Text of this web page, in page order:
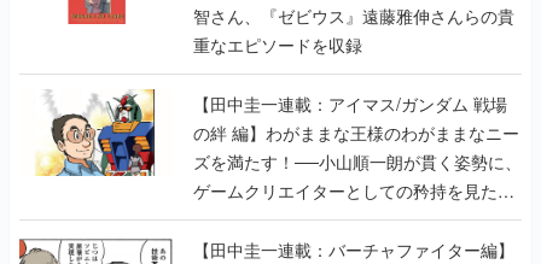
智さん、『ゼビウス』遠藤雅伸さんらの貴
重なエピソードを収録
【田中圭一連載：アイマス/ガンダム 戦場
の絆 編】わがままな王様のわがままなニー
ズを満たす！──小山順一朗が貫く姿勢に、
ゲームクリエイターとしての矜持を見た
【若ゲのいたり最終回】
【田中圭一連載：バーチャファイター編】